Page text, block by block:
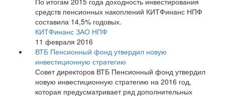
средств пенсионных накоплений КИТФинанс НПФ
составила 14,5% годовых.
КИТФинанс ЗАО НПФ
11 февраля 2016
ВТБ Пенсионный фонд утвердил новую
инвестиционную стратегию
Совет директоров ВТБ Пенсионный фонд утвердил
новую инвестиционную стратегию на 2016 год,
которая предусматривает ряд дополнительных